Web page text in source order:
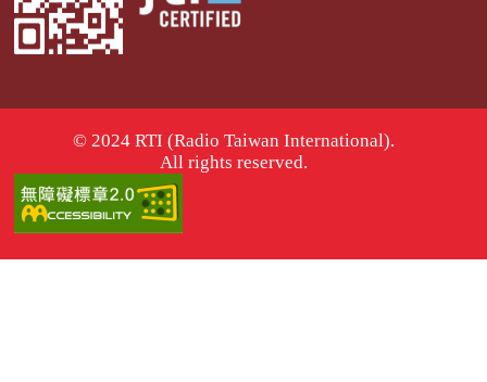
© 2024 RTI (Radio Taiwan International).
All rights reserved.